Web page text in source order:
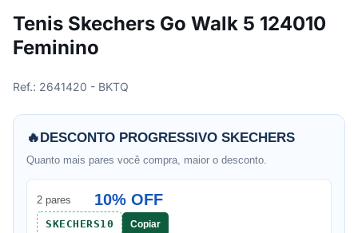
Tenis Skechers Go Walk 5 124010
Feminino
Ref.: 2641420 - BKTQ
🔥DESCONTO PROGRESSIVO SKECHERS
Quanto mais pares você compra, maior o desconto.
2 pares 10% OFF
SKECHERS10 Copiar